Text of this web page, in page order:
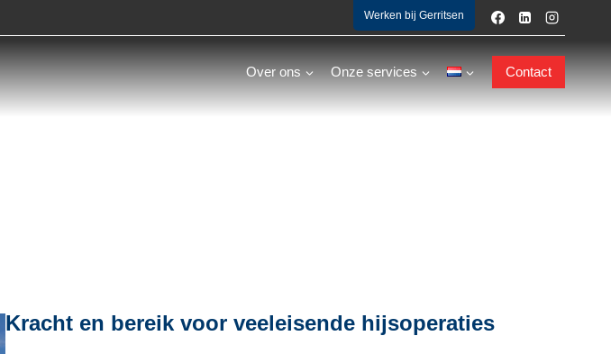
Werken bij Gerritsen
Over ons Onze services Contact
Kracht en bereik voor veeleisende hijsoperaties